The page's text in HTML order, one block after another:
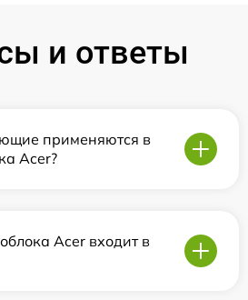
и ответы
применяются в
Acer?
Acer входит в